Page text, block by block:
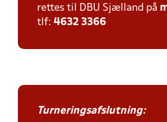
rettes til DBU Sjælland på
tlf: 4632 3366
Turneringsafslutning: